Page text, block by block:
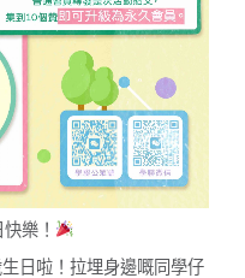
樂！
日啦！拉埋身邊嘅同學仔